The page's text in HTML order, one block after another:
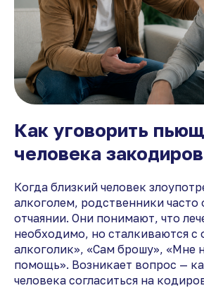
Как уговорить
человека
Когда близкий человек
алкоголем, родственники часто
отчаянии. Они понимают, что
необходимо, но сталкиваются с
алкоголик», «Сам брошу», «Мне
помощь». Возникает вопрос —
человека согласиться на